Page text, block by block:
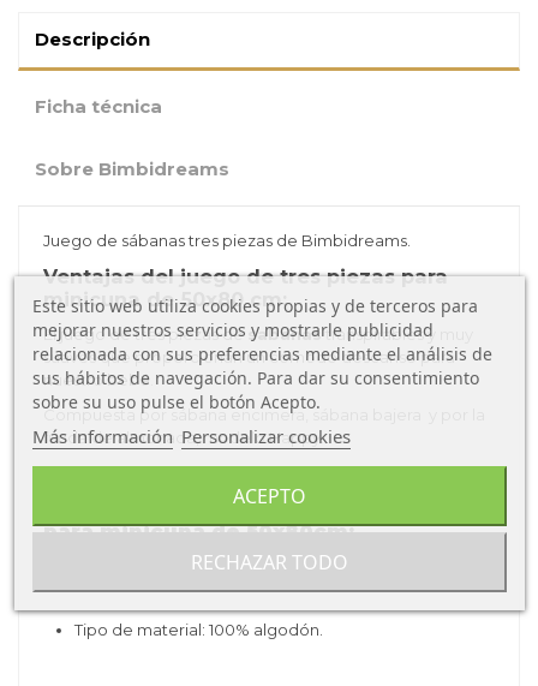
Descripción
Ficha técnica
Sobre Bimbidreams
Juego de sábanas tres piezas de Bimbidreams.
Ventajas del juego de tres piezas para
minicuna de 50x80 cm:
El juego de tres piezas de sabanastranspirables y muy
suaves que proporcionan un cómodo descanso para
nuestro bebé.
Compuesta por sábana encimera, sábana bajera y por la
funda de almohada, modelo Happy.
Características del juego de tres piezas
para minicuna de 50x80cm:
Tipo de producto: Conjunto de sábanas.
Tipo de material: 100% algodón.
Este sitio web utiliza cookies propias y de terceros para
mejorar nuestros servicios y mostrarle publicidad
relacionada con sus preferencias mediante el análisis de
sus hábitos de navegación. Para dar su consentimiento
sobre su uso pulse el botón Acepto.
Más información Personalizar cookies
RECHAZAR TODO
ACEPTO